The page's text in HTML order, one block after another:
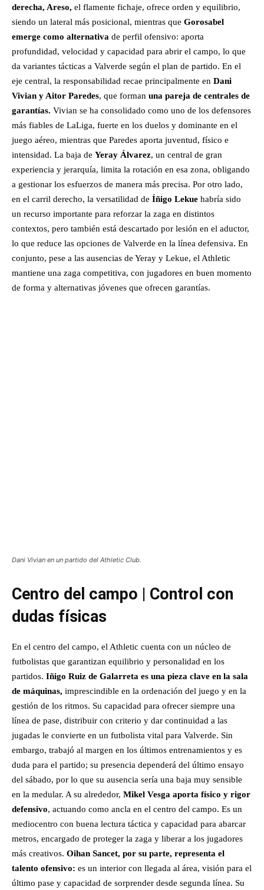
derecha, Areso, el flamente fichaje, ofrece orden y equilibrio,
siendo un lateral más posicional, mientras que Gorosabel
emerge como alternativa de perfil ofensivo: aporta
profundidad, velocidad y capacidad para abrir el campo, lo que
da variantes tácticas a Valverde según el plan de partido. En el
eje central, la responsabilidad recae principalmente en Dani
Vivian y Aitor Paredes, que forman una pareja de centrales de
garantías. Vivian se ha consolidado como uno de los defensores
más fiables de LaLiga, fuerte en los duelos y dominante en el
juego aéreo, mientras que Paredes aporta juventud, físico e
intensidad. La baja de Yeray Álvarez, un central de gran
experiencia y jerarquía, limita la rotación en esa zona, obligando
a gestionar los esfuerzos de manera más precisa. Por otro lado,
en el carril derecho, la versatilidad de Íñigo Lekue habría sido
un recurso importante para reforzar la zaga en distintos
contextos, pero también está descartado por lesión en el aductor,
lo que reduce las opciones de Valverde en la línea defensiva. En
conjunto, pese a las ausencias de Yeray y Lekue, el Athletic
mantiene una zaga competitiva, con jugadores en buen momento
de forma y alternativas jóvenes que ofrecen garantías.
Dani Vivian en un partido del Athletic Club.
Centro del campo | Control con
dudas físicas
En el centro del campo, el Athletic cuenta con un núcleo de
futbolistas que garantizan equilibrio y personalidad en los
partidos. Iñigo Ruiz de Galarreta es una pieza clave en la sala
de máquinas, imprescindible en la ordenación del juego y en la
gestión de los ritmos. Su capacidad para ofrecer siempre una
línea de pase, distribuir con criterio y dar continuidad a las
jugadas le convierte en un futbolista vital para Valverde. Sin
embargo, trabajó al margen en los últimos entrenamientos y es
duda para el partido; su presencia dependerá del último ensayo
del sábado, por lo que su ausencia sería una baja muy sensible
en la medular. A su alrededor, Mikel Vesga aporta físico y rigor
defensivo, actuando como ancla en el centro del campo. Es un
mediocentro con buena lectura táctica y capacidad para abarcar
metros, encargado de proteger la zaga y liberar a los jugadores
más creativos. Oihan Sancet, por su parte, representa el
talento ofensivo: es un interior con llegada al área, visión para el
último pase y capacidad de sorprender desde segunda línea. Su